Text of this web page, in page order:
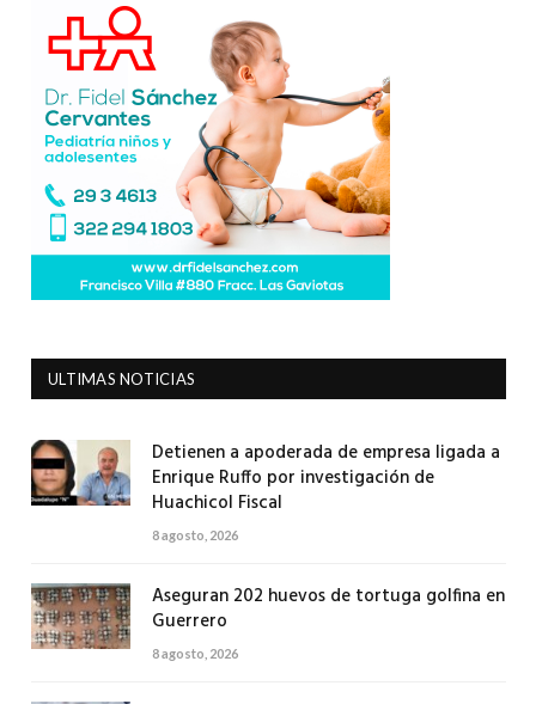
ULTIMAS NOTICIAS
Detienen a apoderada de empresa ligada a
Enrique Ruffo por investigación de
Huachicol Fiscal
8 agosto, 2026
Aseguran 202 huevos de tortuga golfina en
Guerrero
8 agosto, 2026